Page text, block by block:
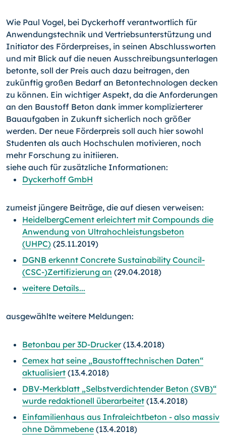
Wie Paul Vogel, bei Dyckerhoff verantwortlich für
Anwendungstechnik und Vertriebsunterstützung und
Initiator des Förderpreises, in seinen Abschlussworten
und mit Blick auf die neuen Ausschreibungsunterlagen
betonte, soll der Preis auch dazu beitragen, den
zukünftig großen Bedarf an Betontechnologen decken
zu können. Ein wichtiger Aspekt, da die Anforderungen
an den Baustoff Beton dank immer komplizierterer
Bauaufgaben in Zukunft sicherlich noch größer
werden. Der neue Förderpreis soll auch hier sowohl
Studenten als auch Hochschulen motivieren, noch
mehr Forschung zu initiieren.
siehe auch für zusätzliche Informationen:
Dyckerhoff GmbH
zumeist jüngere Beiträge, die auf diesen verweisen:
HeidelbergCement erleichtert mit Compounds die
Anwendung von Ultrahochleistungsbeton
(UHPC) (25.11.2019)
DGNB erkennt Concrete Sustainability Council-
(CSC-)Zer­ti­fi­zie­rung an (29.04.2018)
weitere Details...
ausgewählte weitere Meldungen:
Betonbau per 3D-Drucker(13.4.2018)
Cemex hat seine „Baustofftechnischen Daten“
aktualisiert (13.4.2018)
DBV-Merkblatt „Selbstverdichtender Beton (SVB)“
wurde redaktionell überarbeitet (13.4.2018)
Einfamilienhaus aus Infraleichtbeton - also massiv
ohne Dämmebene (13.4.2018)